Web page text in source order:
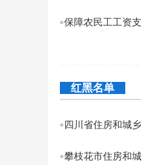
保障农民工工资
红黑名单
四川省住房和城
攀枝花市住房和